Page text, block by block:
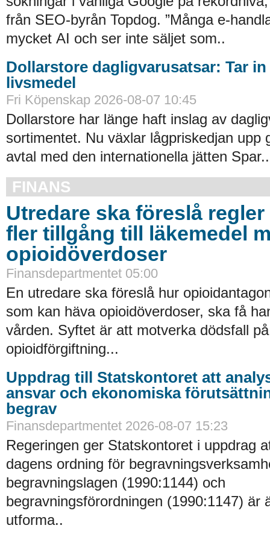
från SEO-byrån Topdog. ”Många e-
mycket AI och ser inte säljet som..
Dollarstore dagligvarusatsar: Tar in
livsmedel
Fri Köpenskap 2026-08-07 10:45
Dollarstore har länge haft inslag av
sortimentet. Nu växlar lågpriskedjan upp
avtal med den internationella jätten
FINANS
Utredare ska föreslå
fler tillgång till läkemedel
opioidöverdoser
Finansdepartmentet 05:00
En utredare ska föreslå hur
som kan häva opioidöverdoser, ska få
vården. Syftet är att motverka dödsfall
opioidförgiftning...
Uppdrag till Statskontoret att
ansvar och ekonomiska
begrav
Finansdepartmentet 2026-08-07 15:23
Regeringen ger Statskontoret i uppdrag
dagens ordning för
begravningslagen (1990:1144) och
begravningsförordningen (1990:1147) är
utforma..